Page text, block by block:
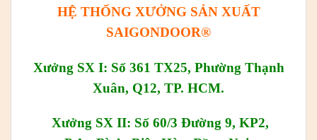
HỆ THỐNG XƯỞNG SẢN XUẤT
SAIGONDOOR®
Xưởng SX I: Số 361 TX25, Phường Thạnh
Xuân, Q12, TP. HCM.
Xưởng SX II: Số 60/3 Đường 9, KP2,